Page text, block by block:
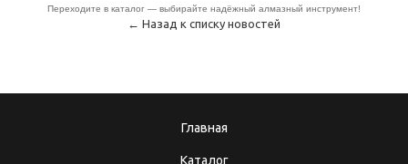
Переходите в каталог — выбирайте надёжный алмазный инструмент!
← Назад к списку новостей
Главная
Каталог